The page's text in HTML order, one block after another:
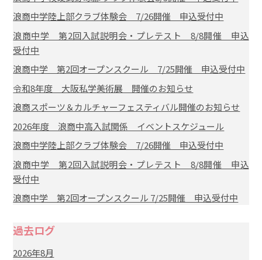
浪商中学陸上部クラブ体験会 7/26開催 申込受付中
浪商中学 第2回入試説明会・プレテスト 8/8開催 申込
受付中
浪商中学 第2回オープンスクール 7/25開催 申込受付中
令和8年度 大阪私学美術展 開催のお知らせ
浪商スポーツ＆カルチャーフェスティバル開催のお知らせ
2026年度 浪商中高入試関係 イベントスケジュール
浪商中学陸上部クラブ体験会 7/26開催 申込受付中
浪商中学 第2回入試説明会・プレテスト 8/8開催 申込
受付中
浪商中学 第2回オープンスクール 7/25開催 申込受付中
過去ログ
2026年8月